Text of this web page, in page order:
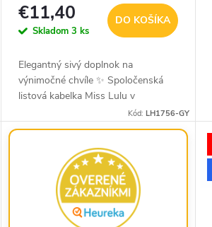
€11,40
Skladom3 ks
DO KOŠÍKA
Elegantný sivý doplnok na
výnimočné chvíle ✨ Spoločenská
listová kabelka Miss Lulu v
nadčasovom sivom prevedení je
ideálnou voľbou na plesy, svadby,
Kód: LH1756-GY